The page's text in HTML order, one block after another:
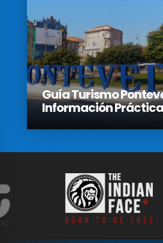
Guía Turismo
Información Práctica